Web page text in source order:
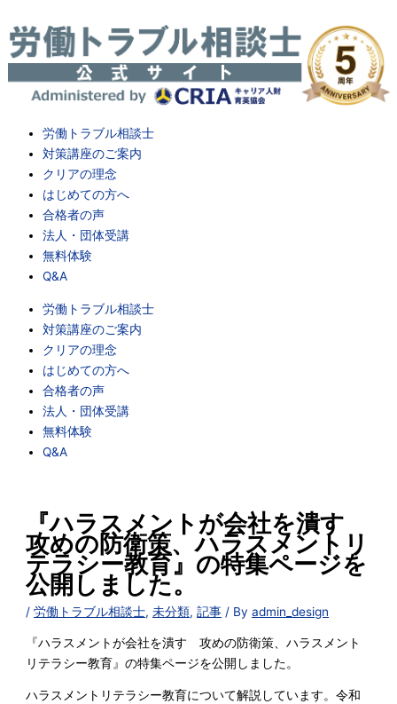
容
を
労働トラブル相談士
対策講座のご案内
クリアの理念
はじめての方へ
合格者の声
法人・団体受講
無料体験
Q&A
労働トラブル相談士
対策講座のご案内
クリアの理念
はじめての方へ
合格者の声
法人・団体受講
無料体験
Q&A
『ハラスメントが会社を潰す
攻めの防衛策、ハラスメントリ
テラシー教育』の特集ページを
公開しました。
/労働トラブル相談士,未分類,記事 / Byadmin_design
『ハラスメントが会社を潰す 攻めの防衛策、ハラスメント
リテラシー教育』の特集ページを公開しました。
ハラスメントリテラシー教育について解説しています。令和